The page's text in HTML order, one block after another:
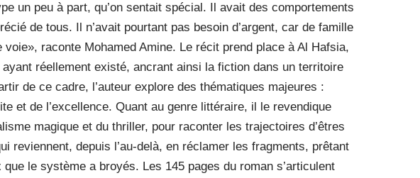
un peu à part, qu’on sentait spécial. Il avait des comportements
de tous. Il n’avait pourtant pas besoin d’argent, car de famille
raconte Mohamed Amine. Le récit prend place à Al Hafsia,
réellement existé, ancrant ainsi la fiction dans un territoire
de ce cadre, l’auteur explore des thématiques majeures :
et de l’excellence. Quant au genre littéraire, il le revendique
magique et du thriller, pour raconter les trajectoires d’êtres
reviennent, depuis l’au-delà, en réclamer les fragments, prêtant
le système a broyés. Les 145 pages du roman s’articulent